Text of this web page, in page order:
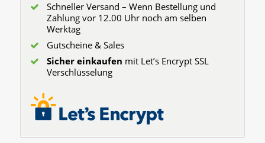
Schneller Versand – Wenn Bestellung und
Zahlung vor 12.00 Uhr noch am selben
Werktag
Gutscheine & Sales
Sicher einkaufen mit Let’s Encrypt SSL
Verschlüsselung